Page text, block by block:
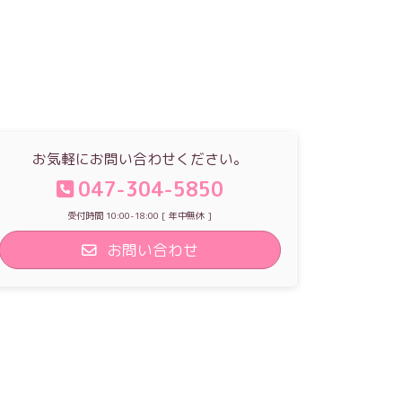
お気軽にお問い合わせください。
047-304-5850
受付時間 10:00-18:00 [ 年中無休 ]
お問い合わせ